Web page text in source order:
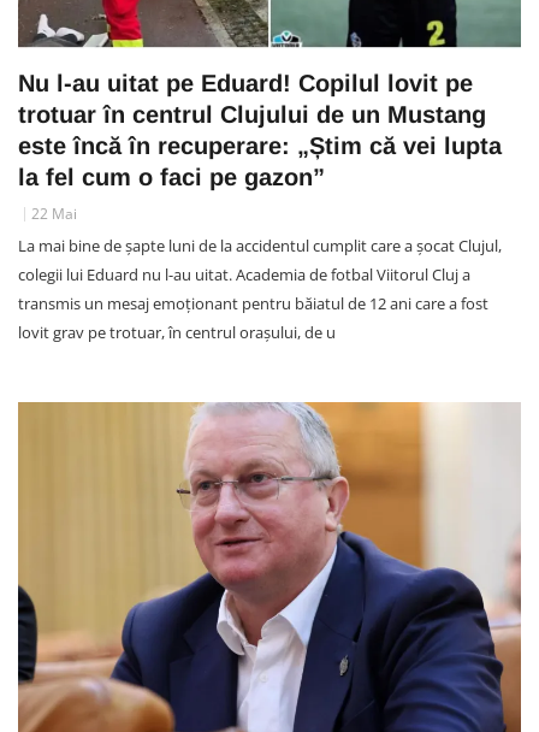
Nu l-au uitat pe Eduard! Copilul lovit pe
trotuar în centrul Clujului de un Mustang
este încă în recuperare: „Știm că vei lupta
la fel cum o faci pe gazon”
22 Mai
La mai bine de șapte luni de la accidentul cumplit care a șocat Clujul,
colegii lui Eduard nu l-au uitat. Academia de fotbal Viitorul Cluj a
transmis un mesaj emoționant pentru băiatul de 12 ani care a fost
lovit grav pe trotuar, în centrul orașului, de u